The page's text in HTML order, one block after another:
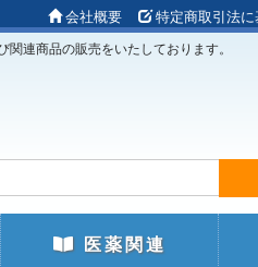
会社概要 特定商取引法
連商品の販売をいたしております。
医薬関連